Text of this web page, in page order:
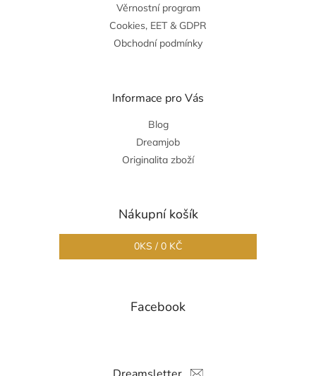
Věrnostní program
Cookies, EET & GDPR
Obchodní podmínky
Informace pro Vás
Blog
Dreamjob
Originalita zboží
Nákupní košík
0KS / 0 KČ
Facebook